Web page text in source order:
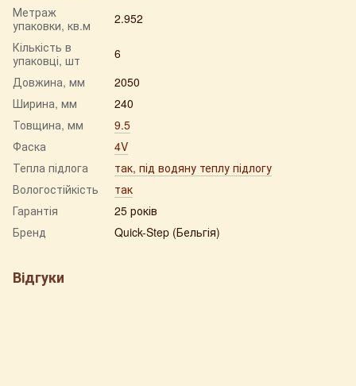
Метраж
упаковки, кв.м
2.952
Кількість в
упаковці, шт
6
Довжина, мм
2050
Ширина, мм
240
Товщина, мм
9.5
Фаска
4V
Тепла підлога
так, під водяну теплу підлогу
Вологостійкість
так
Гарантія
25 років
Бренд
Quick-Step (Бельгія)
Відгуки